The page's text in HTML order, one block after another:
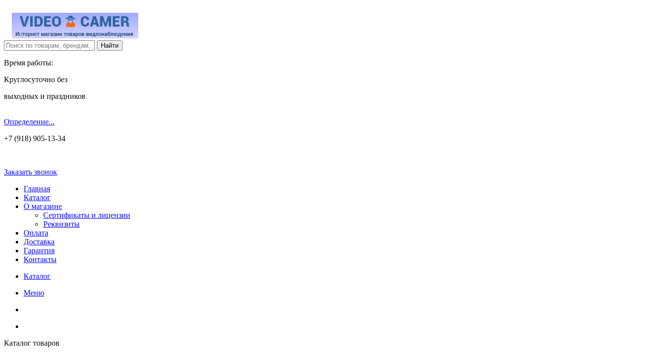
Время работы:
Круглосуточно без
выходных и праздников
Определение...
+7 (918) 905-13-34
Заказать звонок
Главная
Каталог
О магазине
Сертификаты и лицензии
Реквизиты
Оплата
Доставка
Гарантия
Контакты
Каталог
Меню
Каталог товаров